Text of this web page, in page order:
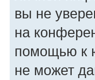
вы не
на
помощью к
не может